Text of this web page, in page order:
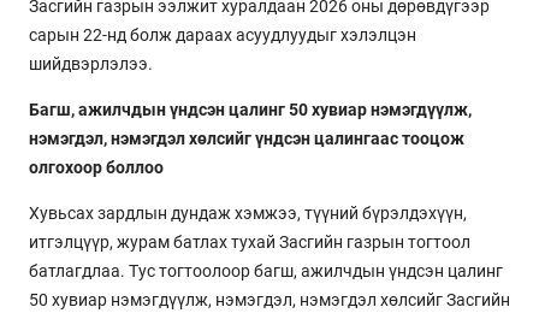
Засгийн газрын ээлжит хуралдаан 2026 оны дөрөвдүгээр
сарын 22-нд болж дараах асуудлуудыг хэлэлцэн
шийдвэрлэлээ.
Багш, ажилчдын үндсэн цалинг 50 хувиар нэмэгдүүлж,
нэмэгдэл, нэмэгдэл хөлсийг үндсэн цалингаас тооцож
олгохоор боллоо
Хувьсах зардлын дундаж хэмжээ, түүний бүрэлдэхүүн,
итгэлцүүр, журам батлах тухай Засгийн газрын тогтоол
батлагдлаа. Тус тогтоолоор багш, ажилчдын үндсэн цалинг
50 хувиар нэмэгдүүлж, нэмэгдэл, нэмэгдэл хөлсийг Засгийн